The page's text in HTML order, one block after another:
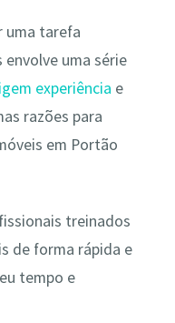
uma tarefa
uma série
experiência e
razões para
em Portão
treinados
de forma rápida e
tempo e